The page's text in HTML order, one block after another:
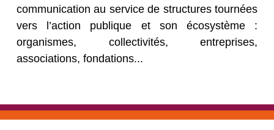
communication au service de structures tournées
vers l’action publique et son écosystème :
organismes, collectivités, entreprises,
associations, fondations...